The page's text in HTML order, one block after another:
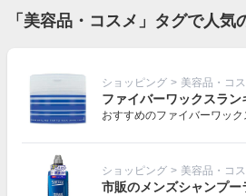
「美容品・コスメ」タグで人気
ショッピング > 美容品・コ
ファイバーワックスラン
おすすめのファイバーワック
ショッピング > 美容品・コ
市販のメンズシャンプー